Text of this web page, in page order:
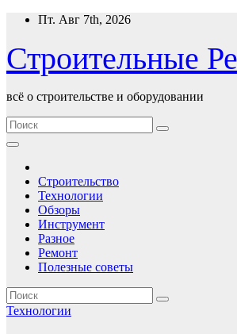
Перейти
содержимому
Пт. Авг 7th, 2026
Строительные
всё о строительстве и оборудовании
Строительство
Технологии
Обзоры
Инструмент
Разное
Ремонт
Полезные советы
Технологии